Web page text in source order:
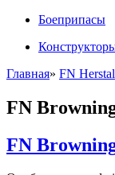
Боеприпасы
Главная» FN Herstal
FN
FN